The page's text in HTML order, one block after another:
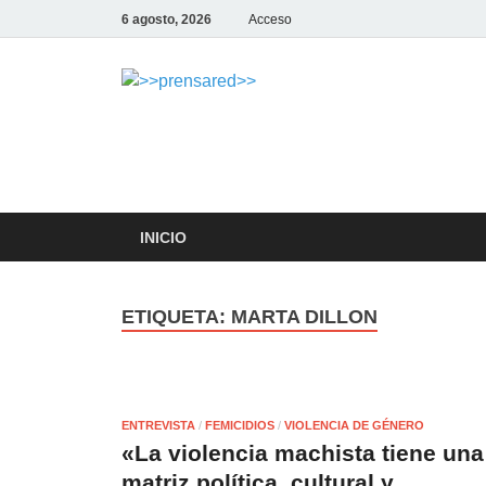
6 agosto, 2026 Acceso
INICIO
ETIQUETA: MARTA DILLON
ENTREVISTA / FEMICIDIOS / VIOLENCIA DE GÉNERO
«La violencia machista tiene una